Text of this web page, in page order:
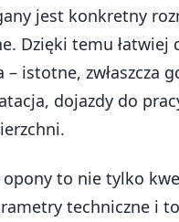
jest konkretny
Dzięki temu łatwiej
istotne, zwłaszcza
dojazdy do
to nie tylko
techniczne i